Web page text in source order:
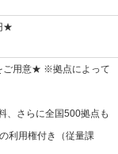
★
ご用意★ ※拠点によって
、さらに全国500拠点も
利用権付き（従量課